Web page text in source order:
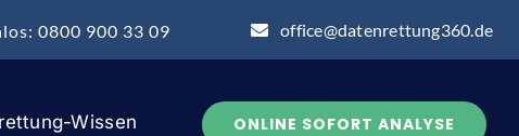
0800 900 33 09 office@datenrettung360.de
Wissen ONLINE SOFORT ANALYSE